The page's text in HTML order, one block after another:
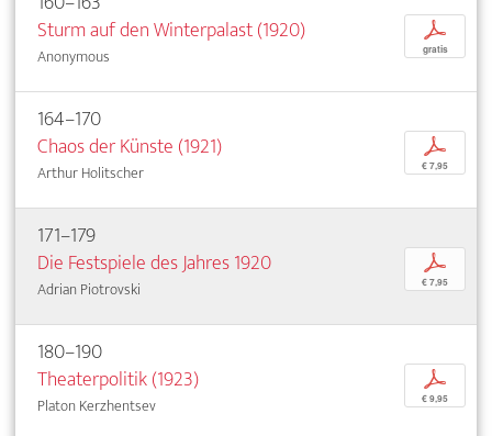
Sturm auf den Winterpalast (1920)
Anonymous
p
gratis
164–170
Chaos der Künste (1921)
Arthur Holitscher
p
€ 7,95
171–179
Die Festspiele des Jahres 1920
Adrian Piotrovski
p
€ 7,95
180–190
Theaterpolitik (1923)
Platon Kerzhentsev
p
€ 9,95